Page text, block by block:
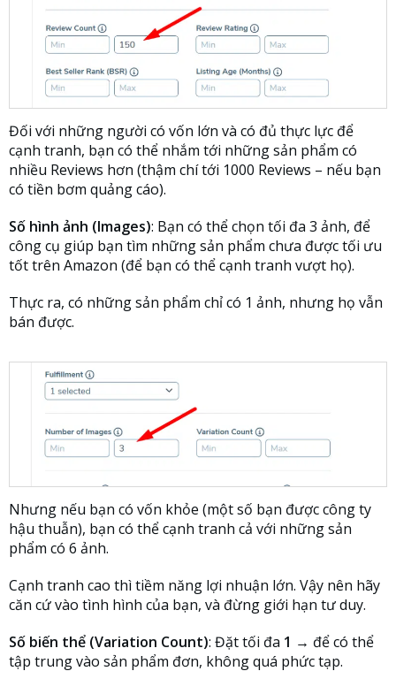
Đối với những người có vốn lớn và có đủ thực lực để
cạnh tranh, bạn có thể nhắm tới những sản phẩm có
nhiều Reviews hơn (thậm chí tới 1000 Reviews – nếu bạn
có tiền bơm quảng cáo).
Số hình ảnh (Images): Bạn có thể chọn tối đa 3 ảnh, để
công cụ giúp bạn tìm những sản phẩm chưa được tối ưu
tốt trên Amazon (để bạn có thể cạnh tranh vượt họ).
Thực ra, có những sản phẩm chỉ có 1 ảnh, nhưng họ vẫn
bán được.
Nhưng nếu bạn có vốn khỏe (một số bạn được công ty
hậu thuẫn), bạn có thể cạnh tranh cả với những sản
phẩm có 6 ảnh.
Cạnh tranh cao thì tiềm năng lợi nhuận lớn. Vậy nên hãy
căn cứ vào tình hình của bạn, và đừng giới hạn tư duy.
Số biến thể (Variation Count): Đặt tối đa 1 → để có thể
tập trung vào sản phẩm đơn, không quá phức tạp.